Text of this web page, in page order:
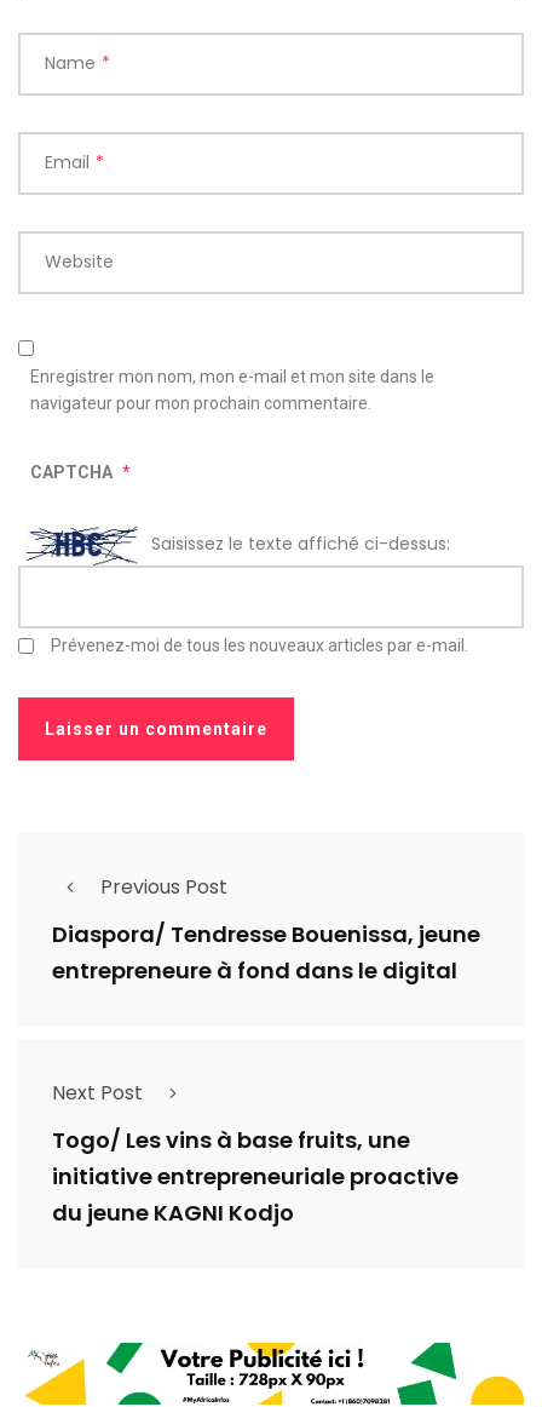
Name *
Email *
Website
Enregistrer mon nom, mon e-mail et mon site dans le
navigateur pour mon prochain commentaire.
CAPTCHA *
Saisissez le texte affiché ci-dessus:
Prévenez-moi de tous les nouveaux articles par e-mail.
Previous Post
Diaspora/ Tendresse Bouenissa, jeune
entrepreneure à fond dans le digital
Next Post
Togo/ Les vins à base fruits, une
initiative entrepreneuriale proactive
du jeune KAGNI Kodjo